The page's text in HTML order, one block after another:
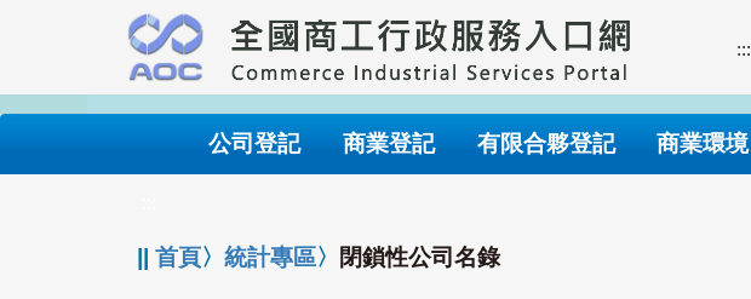
要
內
:::
公司登記 商業登記 有限合夥登記 商業環境
||首頁〉統計專區〉 閉鎖性公司名錄